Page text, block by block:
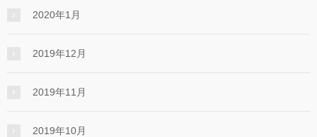
2020年1月
2019年12月
2019年11月
2019年10月